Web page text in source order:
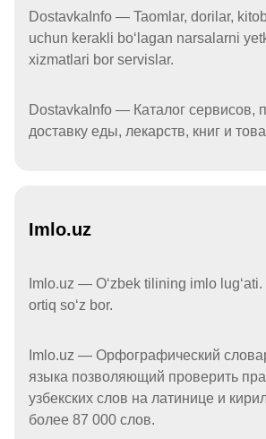
DostavkaInfo — Taomlar, dorilar,
uchun kerakli boʻlagan narsalarni
xizmatlari bor servislar.
DostavkaInfo — Каталог сервисов,
доставку еды, лекарств, книг и
Imlo.uz
Imlo.uz — Oʻzbek tilining imlo
ortiq soʻz bor.
Imlo.uz — Орфографический
языка позволяющий проверить
узбекских слов на латинице и
более 87 000 слов.